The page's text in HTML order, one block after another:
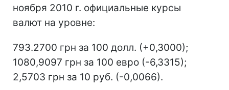
ноября 2010 г. официальные курсы
валют на уровне:
793.2700 грн за 100 долл. (+0,3000);
1080,9097 грн за 100 евро (-6,3315);
2,5703 грн за 10 руб. (-0,0066).